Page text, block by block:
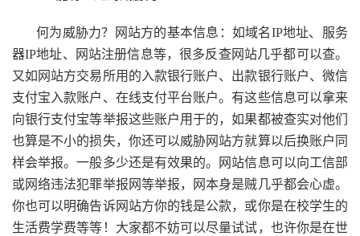
何为威胁力？网站方的基本信息：如域名IP地址、服务
器IP地址、网站注册信息等，很多反查网站几乎都可以查。
又如网站方交易所用的入款银行账户、出款银行账户、微信
支付宝入款账户、在线支付平台账户。有这些信息可以拿来
向银行支付宝等举报这些账户用于的，如果都被查实对他们
也算是不小的损失，你还可以威胁网站方就算以后换账户同
样会举报。一般多少还是有效果的。网站信息可以向工信部
或网络违法犯罪举报网等举报，网本身是贼几乎都会心虚。
你也可以明确告诉网站方你的钱是公款，或你是在校学生的
生活费学费等等！大家都不妨可以尽量试试，也许你是在世